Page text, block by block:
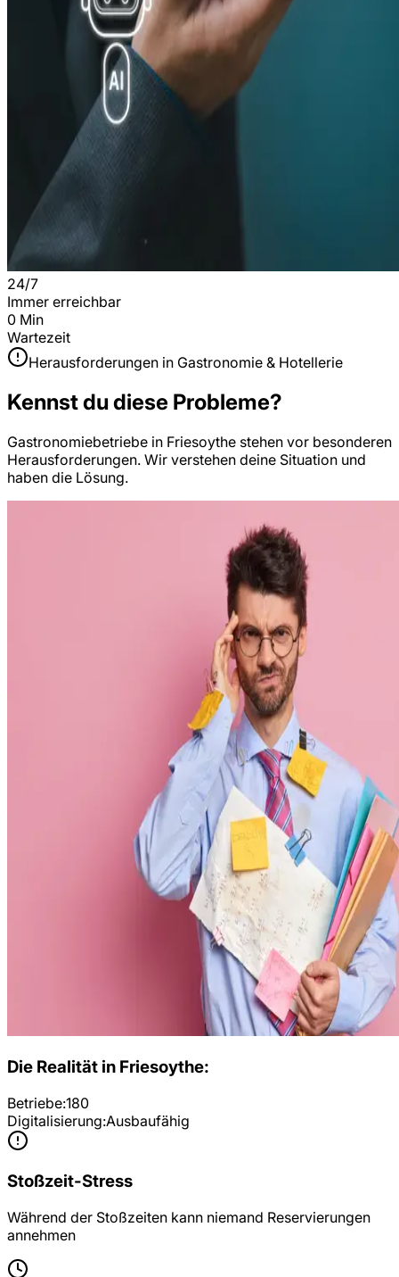
24/7
Immer erreichbar
0 Min
Wartezeit
Herausforderungen in Gastronomie & Hotellerie
Kennst du diese Probleme?
Gastronomiebetriebe in Friesoythe stehen vor besonderen
Herausforderungen. Wir verstehen deine Situation und
haben die Lösung.
Die Realität in Friesoythe:
Betriebe:180
Digitalisierung:Ausbaufähig
Stoßzeit-Stress
Während der Stoßzeiten kann niemand Reservierungen
annehmen